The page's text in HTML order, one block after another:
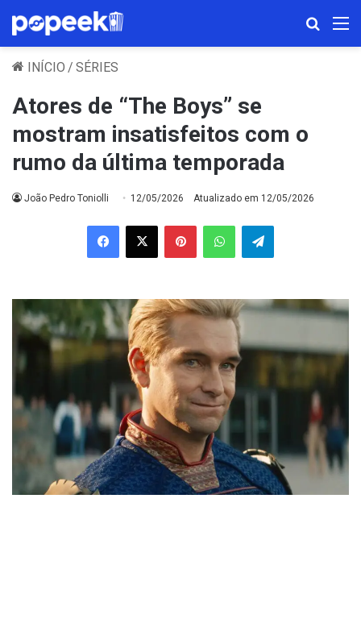
INÍCIO / SÉRIES
Atores de “The Boys” se
mostram insatisfeitos com o
rumo da última temporada
João Pedro Toniolli 12/05/2026 Atualizado em 12/05/2026
Facebook
X PinterestWhatsAppTelegram